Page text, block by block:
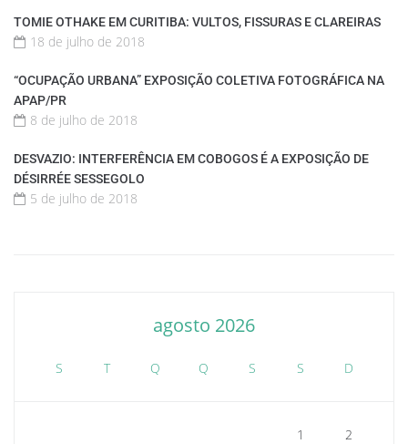
TOMIE OTHAKE EM CURITIBA: VULTOS, FISSURAS E CLAREIRAS
18 de julho de 2018
“OCUPAÇÃO URBANA” EXPOSIÇÃO COLETIVA FOTOGRÁFICA NA
APAP/PR
8 de julho de 2018
DESVAZIO: INTERFERÊNCIA EM COBOGOS É A EXPOSIÇÃO DE
DÉSIRRÉE SESSEGOLO
5 de julho de 2018
agosto 2026
S T Q Q S S D
1 2